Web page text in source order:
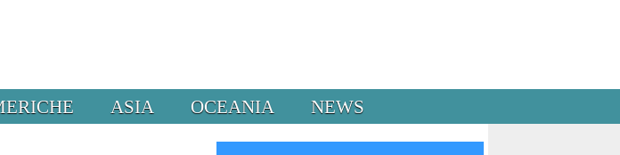
ASIA OCEANIA NEWS